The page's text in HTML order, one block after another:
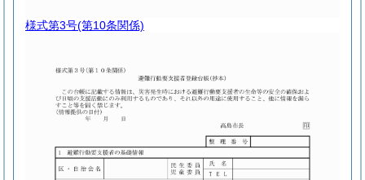
様式第3号(第10条関係)